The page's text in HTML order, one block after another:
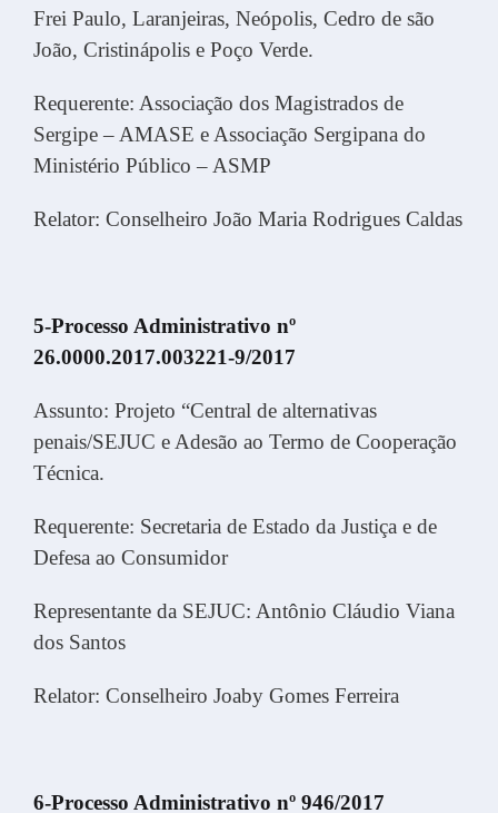
Frei Paulo, Laranjeiras, Neópolis, Cedro de são
João, Cristinápolis e Poço Verde.
Requerente: Associação dos Magistrados de
Sergipe – AMASE e Associação Sergipana do
Ministério Público – ASMP
Relator: Conselheiro João Maria Rodrigues Caldas
5-Processo Administrativo nº
26.0000.2017.003221-9/2017
Assunto: Projeto “Central de alternativas
penais/SEJUC e Adesão ao Termo de Cooperação
Técnica.
Requerente: Secretaria de Estado da Justiça e de
Defesa ao Consumidor
Representante da SEJUC: Antônio Cláudio Viana
dos Santos
Relator: Conselheiro Joaby Gomes Ferreira
6-Processo Administrativo nº 946/2017